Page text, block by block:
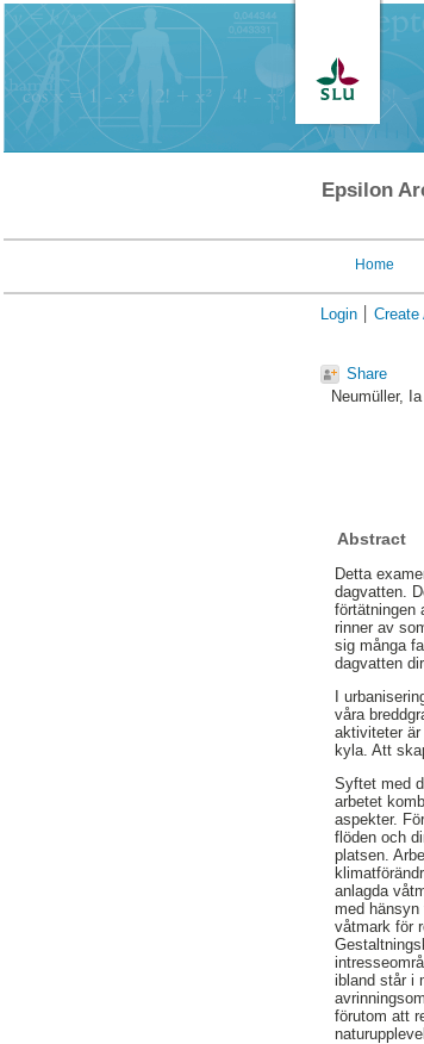
Epsilon
Home
Login Create
Share
Neumüller, Ia
Abstract
Detta
dagvatten.
förtätningen
rinner av
sig många
dagvatten
I
våra
aktiviteter
kyla. Att
Syftet med
arbetet
aspekter.
flöden och
platsen.
anlagda
med
våtmark för
ibland står i
förutom att